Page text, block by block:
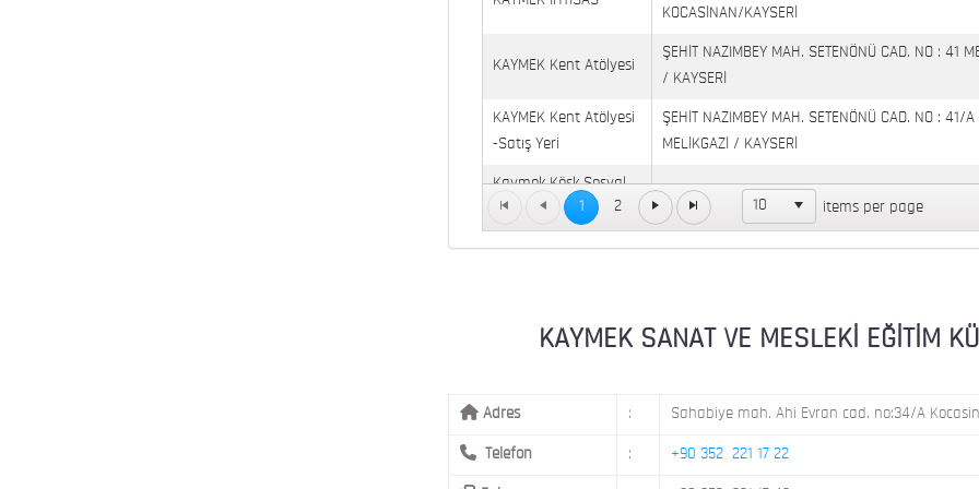
KOCASİNAN/KAYSERİ
KAYMEK Kent Atölyesi
ŞEHİT NAZIMBEY MAH. SETENÖNÜ CAD. NO : 41
/ KAYSERİ
KAYMEK Kent Atölyesi
-Satış Yeri
ŞEHİT NAZIMBEY MAH. SETENÖNÜ CAD. NO : 41/A
MELİKGAZİ / KAYSERİ
Kaymek Köşk Sosyal
Yaşam Merkezi
Köşk Mahallesi, Orgeneral Eşref Bitlis Bulvarı,
KAYMEK MOSTAR
KAYMEK TOKİ
MİMARSİNAN DEMOKRASİ MAH. FATİN RÜŞTÜ
1 2 10 items per page
KAYMEK SANAT VE MESLEKİ EĞİTİM
Adres : Sahabiye mah. Ahi Evran cad. no:34/A
Telefon : +90 352 221 17 22